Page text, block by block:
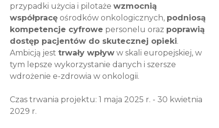
przypadki użycia i pilotaże wzmocnią
współpracę ośrodków onkologicznych, podniosą
kompetencje cyfrowe personelu oraz poprawią
dostęp pacjentów do skutecznej opieki.
Ambicją jest trwały wpływ w skali europejskiej, w
tym lepsze wykorzystanie danych i szersze
wdrożenie e-zdrowia w onkologii.
Czas trwania projektu: 1 maja 2025 r. - 30 kwietnia
2029 r.